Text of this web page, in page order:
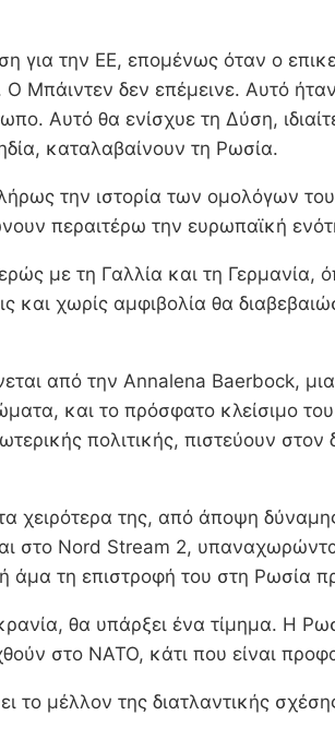
την ΕΕ, επομένως όταν ο
Μπάιντεν δεν επέμεινε. Αυτό
Αυτό θα ενίσχυε τη Δύση,
καταλαβαίνουν τη Ρωσία.
την ιστορία των ομολόγων
περαιτέρω την ευρωπαϊκή
με τη Γαλλία και τη
και χωρίς αμφιβολία θα
από την Annalena Baerbock,
και το πρόσφατο κλείσιμο
πολιτικής, πιστεύουν στον
της, από άποψη
στο Nord Stream 2,
άμα τη επιστροφή του στη Ρωσία
θα υπάρξει ένα τίμημα. Η
στο ΝΑΤΟ, κάτι που είναι
μέλλον της διατλαντικής